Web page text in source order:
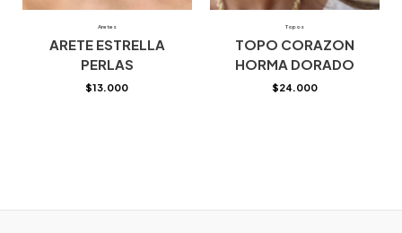
Aretes
ARETE ESTRELLA
PERLAS
$13.000
Topos
TOPO CORAZON
HORMA DORADO
$24.000